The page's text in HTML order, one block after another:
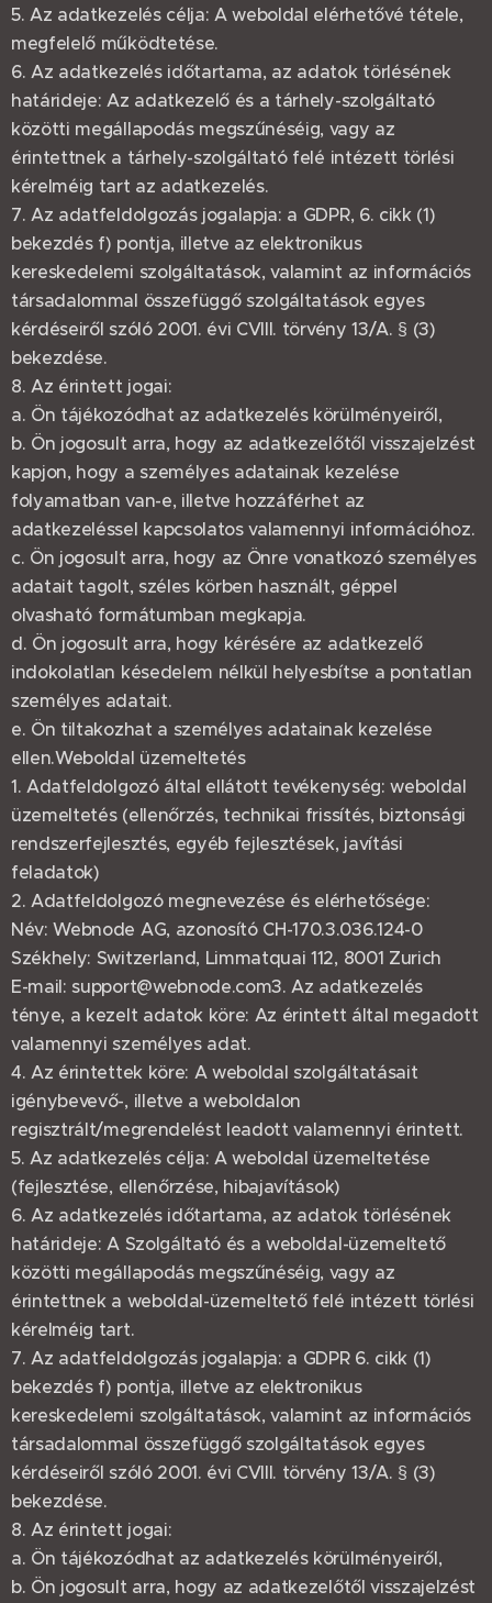
5. Az adatkezelés célja: A weboldal elérhetővé tétele,
megfelelő működtetése.
6. Az adatkezelés időtartama, az adatok törlésének
határideje: Az adatkezelő és a tárhely-szolgáltató
közötti megállapodás megszűnéséig, vagy az
érintettnek a tárhely-szolgáltató felé intézett törlési
kérelméig tart az adatkezelés.
7. Az adatfeldolgozás jogalapja: a GDPR, 6. cikk (1)
bekezdés f) pontja, illetve az elektronikus
kereskedelemi szolgáltatások, valamint az információs
társadalommal összefüggő szolgáltatások egyes
kérdéseiről szóló 2001. évi CVIII. törvény 13/A. § (3)
bekezdése.
8. Az érintett jogai:
a. Ön tájékozódhat az adatkezelés körülményeiről,
b. Ön jogosult arra, hogy az adatkezelőtől visszajelzést
kapjon, hogy a személyes adatainak kezelése
folyamatban van-e, illetve hozzáférhet az
adatkezeléssel kapcsolatos valamennyi információhoz.
c. Ön jogosult arra, hogy az Önre vonatkozó személyes
adatait tagolt, széles körben használt, géppel
olvasható formátumban megkapja.
d. Ön jogosult arra, hogy kérésére az adatkezelő
indokolatlan késedelem nélkül helyesbítse a pontatlan
személyes adatait.
e. Ön tiltakozhat a személyes adatainak kezelése
ellen.Weboldal üzemeltetés
1. Adatfeldolgozó által ellátott tevékenység: weboldal
üzemeltetés (ellenőrzés, technikai frissítés, biztonsági
rendszerfejlesztés, egyéb fejlesztések, javítási
feladatok)
2. Adatfeldolgozó megnevezése és elérhetősége:
Név: Webnode AG, azonosító CH-170.3.036.124-0
Székhely: Switzerland, Limmatquai 112, 8001 Zurich
E-mail: support@webnode.com3. Az adatkezelés
ténye, a kezelt adatok köre: Az érintett által megadott
valamennyi személyes adat.
4. Az érintettek köre: A weboldal szolgáltatásait
igénybevevő-, illetve a weboldalon
regisztrált/megrendelést leadott valamennyi érintett.
5. Az adatkezelés célja: A weboldal üzemeltetése
(fejlesztése, ellenőrzése, hibajavítások)
6. Az adatkezelés időtartama, az adatok törlésének
határideje: A Szolgáltató és a weboldal-üzemeltető
közötti megállapodás megszűnéséig, vagy az
érintettnek a weboldal-üzemeltető felé intézett törlési
kérelméig tart.
7. Az adatfeldolgozás jogalapja: a GDPR 6. cikk (1)
bekezdés f) pontja, illetve az elektronikus
kereskedelemi szolgáltatások, valamint az információs
társadalommal összefüggő szolgáltatások egyes
kérdéseiről szóló 2001. évi CVIII. törvény 13/A. § (3)
bekezdése.
8. Az érintett jogai:
a. Ön tájékozódhat az adatkezelés körülményeiről,
b. Ön jogosult arra, hogy az adatkezelőtől visszajelzést